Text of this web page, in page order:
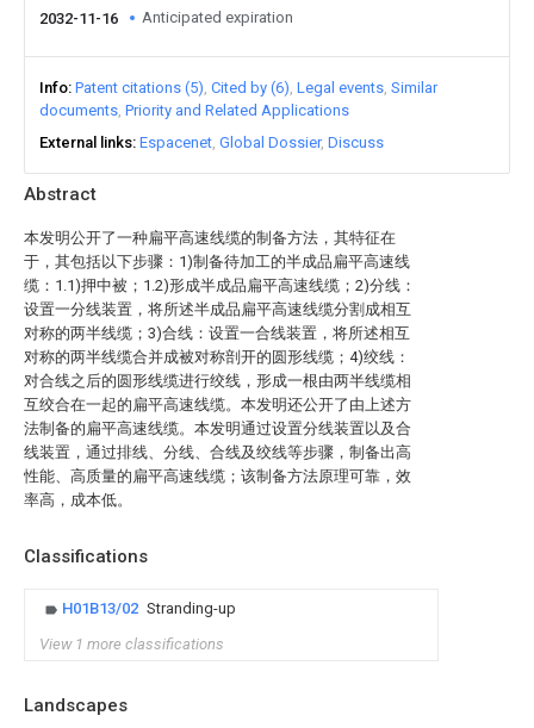
Abstract
本发明公开了一种扁平高速线缆的制备方法，其特征在
于，其包括以下步骤：1)制备待加工的半成品扁平高速线
缆：1.1)押中被；1.2)形成半成品扁平高速线缆；2)分线：
设置一分线装置，将所述半成品扁平高速线缆分割成相互
对称的两半线缆；3)合线：设置一合线装置，将所述相互
对称的两半线缆合并成被对称剖开的圆形线缆；4)绞线：
对合线之后的圆形线缆进行绞线，形成一根由两半线缆相
互绞合在一起的扁平高速线缆。本发明还公开了由上述方
法制备的扁平高速线缆。本发明通过设置分线装置以及合
线装置，通过排线、分线、合线及绞线等步骤，制备出高
性能、高质量的扁平高速线缆；该制备方法原理可靠，效
率高，成本低。
Classifications
H01B13/02 Stranding-up
View 1 more classifications
Landscapes
2032-11-16 Anticipated expiration
Info Patent citations (5) Cited by (6) Legal events Similar
documents Priority and Related Applications
External links Espacenet Global Dossier Discuss